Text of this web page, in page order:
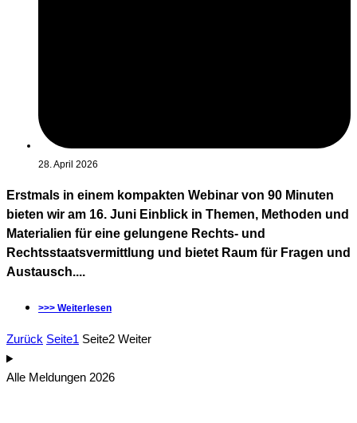
28. April 2026
Erstmals in einem kompakten Webinar von 90 Minuten
bieten wir am 16. Juni Einblick in Themen, Methoden und
Materialien für eine gelungene Rechts- und
Rechtsstaatsvermittlung und bietet Raum für Fragen und
Austausch....
>>> Weiterlesen
Zurück Seite1 Seite2 Weiter
Alle Meldungen 2026